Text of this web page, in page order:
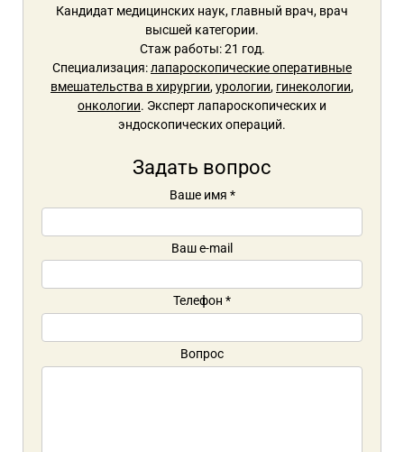
Кандидат медицинских наук, главный врач, врач
высшей категории.
Стаж работы: 21 год.
Специализация:лапароскопические оперативные
вмешательства в хирургии,урологии, гинекологии,
онкологии. Эксперт лапароскопических и
эндоскопических операций.
Задать вопрос
Ваше имя *
Ваш e-mail
Телефон *
Вопрос